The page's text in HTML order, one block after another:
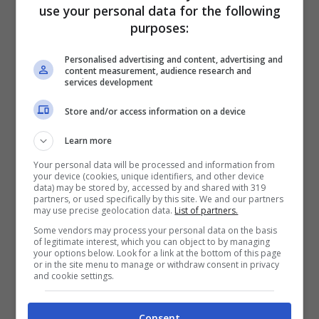
Charlene di Monaco sindrome di Rebecca – Solonotizie24
LEGGI ANCHE->Dal Grande
use your personal data for the following
purposes:
Personalised advertising and content, advertising and
content measurement, audience research and
services development
Store and/or access information on a device
Learn more
Your personal data will be processed and information from
your device (cookies, unique identifiers, and other device
data) may be stored by, accessed by and shared with 319
partners, or used specifically by this site. We and our partners
may use precise geolocation data. List of partners.
Some vendors may process your personal data on the basis
of legitimate interest, which you can object to by managing
your options below. Look for a link at the bottom of this page
or in the site menu to manage or withdraw consent in privacy
and cookie settings.